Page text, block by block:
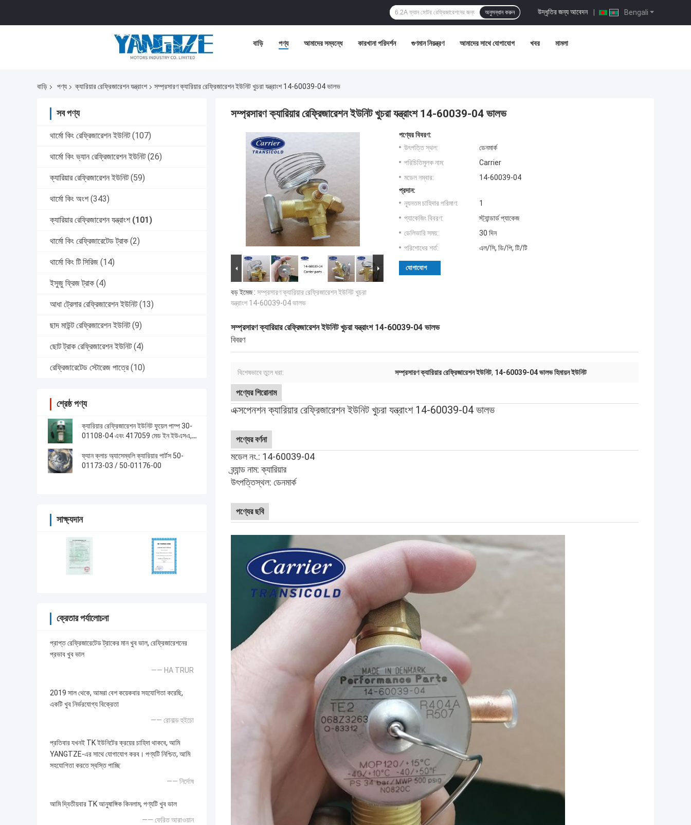
Bengali
উদ্ধৃতির জন্য আবেদন |
অনুসন্ধান করুন
বাড়ি পণ্য আমাদের সম্বন্ধে কারখানা পরিদর্শন গুণমান নিয়ন্ত্রণ আমাদের সাথে যোগাযোগ খবর মামলা
বাড়ি পণ্য ক্যারিয়ার রেফ্রিজারেশন যন্ত্রাংশ সম্প্রসারণ ক্যারিয়ার রেফ্রিজারেশন ইউনিট খুচরা যন্ত্রাংশ 14-60039-04 ভালভ
সব পণ্য
থার্মো কিং রেফ্রিজারেশন ইউনিট (107)
থার্মো কিং ভ্যান রেফ্রিজারেশন ইউনিট (26)
ক্যারিয়ার রেফ্রিজারেশন ইউনিট (59)
থার্মো কিং অংশ (343)
ক্যারিয়ার রেফ্রিজারেশন যন্ত্রাংশ (101)
থার্মো কিং রেফ্রিজারেটেড ট্রাক (2)
থার্মো কিং টি সিরিজ (14)
ইসুজু ফ্রিজ ট্রাক (4)
আধা ট্রেলার রেফ্রিজারেশন ইউনিট (13)
ছাদ মাউন্ট রেফ্রিজারেশন ইউনিট (9)
ছোট ট্রাক রেফ্রিজারেশন ইউনিট (4)
রেফ্রিজারেটেড স্টোরেজ পাত্রে (10)
শ্রেষ্ঠ পণ্য
ক্যারিয়ার রেফ্রিজারেশন ইউনিট ফুয়েল পাম্প 30-
01108-04 এবং 417059 মেড ইন ইউএসএ,
ফ্যান ক্লাচ অ্যাসেম্বলি ক্যারিয়ার পার্টস 50-
01173-03 / 50-01176-00
সাক্ষ্যদান
ক্রেতার পর্যালোচনা
প্রাপ্ত রেফ্রিজারেটেড ট্রাকের মান খুব ভাল, রেফ্রিজারেশনের
প্রভাব খুব ভাল
—— HA TRUR
2019 সাল থেকে, আমরা বেশ কয়েকবার সহযোগিতা করেছি,
একটি খুব নির্ভরযোগ্য বিক্রেতা
—— রোনাল্ড হুইচো
প্রতিবার যখনই TK ইউনিটের ক্রয়ের চাহিদা থাকবে, আমি
YANGTZE-এর সাথে যোগাযোগ করব। পণ্যটি নিশ্চিত, আমি
সহযোগিতা করতে স্বস্তি পাচ্ছি
—— নির্দোষ
আমি দ্বিতীয়বার TK আনুষাঙ্গিক কিনলাম, পণ্যটি খুব ভাল
—— ফেরিত আরাওয়ান
সম্প্রসারণ ক্যারিয়ার রেফ্রিজারেশন ইউনিট খুচরা যন্ত্রাংশ 14-60039-04 ভালভ
বড় ইমেজ : সম্প্রসারণ ক্যারিয়ার রেফ্রিজারেশন ইউনিট খুচরা
যন্ত্রাংশ 14-60039-04 ভালভ
পণ্যের বিবরণ:
উৎপত্তি স্থল:
ডেনমার্ক
পরিচিতিমুলক নাম:
Carrier
মডেল নম্বার:
14-60039-04
প্রদান:
ন্যূনতম চাহিদার পরিমাণ:
1
প্যাকেজিং বিবরণ:
স্ট্যান্ডার্ড প্যাকেজ
ডেলিভারি সময়:
30 দিন
পরিশোধের শর্ত:
এল/সি, ডি/পি, টি/টি
যোগাযোগ
সম্প্রসারণ ক্যারিয়ার রেফ্রিজারেশন ইউনিট খুচরা যন্ত্রাংশ 14-60039-04 ভালভ
বিবরণ
বিশেষভাবে তুলে ধরা: সম্প্রসারণ ক্যারিয়ার রেফ্রিজারেশন ইউনিট, 14-60039-04 ভালভ হিমায়ন ইউনিট
পণ্যের শিরোনাম
এক্সপেনশন ক্যারিয়ার রেফ্রিজারেশন ইউনিট খুচরা যন্ত্রাংশ 14-60039-04 ভালভ
পণ্যের বর্ণনা
মডেল নং.: 14-60039-04
ব্র্যান্ড নাম: ক্যারিয়ার
উৎপত্তিস্থল: ডেনমার্ক
পণ্যের ছবি